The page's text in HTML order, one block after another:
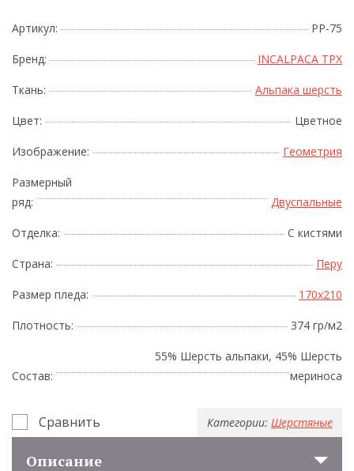
Артикул: PP-75
Бренд: INCALPACA TPX
Ткань: Альпака шерсть
Цвет: Цветное
Изображение: Геометрия
Размерный
ряд:
Двуспальные
Отделка: С кистями
Страна: Перу
Размер пледа: 170x210
Плотность: 374 гр/м2
Состав:
55% Шерсть альпаки, 45% Шерсть
мериноса
Сравнить Категории: Шерстяные
Описание